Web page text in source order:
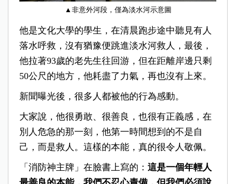
▲非意外河段，僅為淡水河示意圖
他是文化大學的學生，在清晨跑步途中聽見有人
落水呼救，沒有猶豫便跳進淡水河救人，最後，
他拉著93歲的老先生往回游，但在距離岸邊只剩
50公尺的地方，他耗盡了力氣，再也沒有上來。
新聞曝光後，很多人都被他的行為感動。
大家說，他很勇敢、很善良，也很有正義感，在
別人危急的那一刻，他第一時間想到的不是自
己，而是救人。這樣的本能，真的很令人敬佩。
「消防神主牌」在臉書上寫的： 這是一個年輕人